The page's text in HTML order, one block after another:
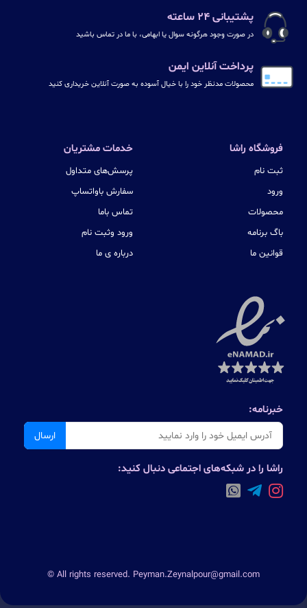
پشتیبانی ۲۴ ساعته
در صورت وجود هرگونه سوال یا ابهامی، با ما در تماس باشید
پرداخت آنلاین ایمن
محصولات مدنظر خود را با خیال آسوده به صورت آنلاین خریداری کنید
فروشگاه راشا
ثبت نام
ورود
محصولات
باگ برنامه
قوانین ما
خدمات مشتریان
پرسش‌های متداول
سفارش باواتساپ
تماس باما
ورود وثبت نام
درباره ی ما
خبرنامه:
ارسال
راشا را در شبکه‌های اجتماعی دنبال کنید:
© All rights reserved. Peyman.Zeynalpour@gmail.com